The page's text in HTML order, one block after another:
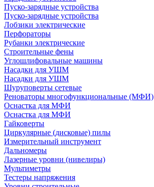
Пуско-зарядные устройства
Пуско-зарядные устройства
Лобзики электрические
Перфораторы
Рубанки электрические
Строительные фены
Углошлифовальные машины
Насадки для УШМ
Насадки для УШМ
Шуруповерты сетевые
Реноваторы многофункциональные (МФИ)
Оснастка для МФИ
Оснастка для МФИ
Гайковерты
Циркулярные (дисковые) пилы
Измерительный инструмент
Дальномеры
Лазерные уровни (нивелиры)
Мультиметры
Тестеры напряжения